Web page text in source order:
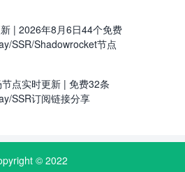
| 2026年8月6日44个免费
SSR/Shadowrocket节点
点实时更新 | 免费32条
SSR订阅链接分享
© 2022